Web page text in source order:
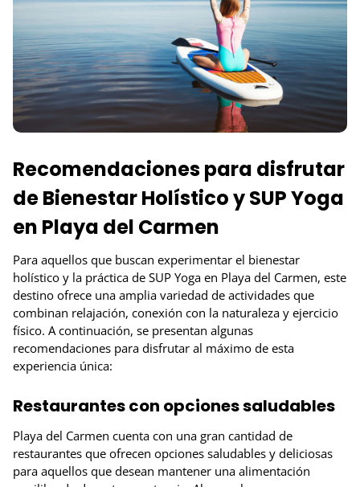
Recomendaciones para disfrutar
de Bienestar Holístico y SUP Yoga
en Playa del Carmen
Para aquellos que buscan experimentar el bienestar
holístico y la práctica de SUP Yoga en Playa del Carmen, este
destino ofrece una amplia variedad de actividades que
combinan relajación, conexión con la naturaleza y ejercicio
físico. A continuación, se presentan algunas
recomendaciones para disfrutar al máximo de esta
experiencia única:
Restaurantes con opciones saludables
Playa del Carmen cuenta con una gran cantidad de
restaurantes que ofrecen opciones saludables y deliciosas
para aquellos que desean mantener una alimentación